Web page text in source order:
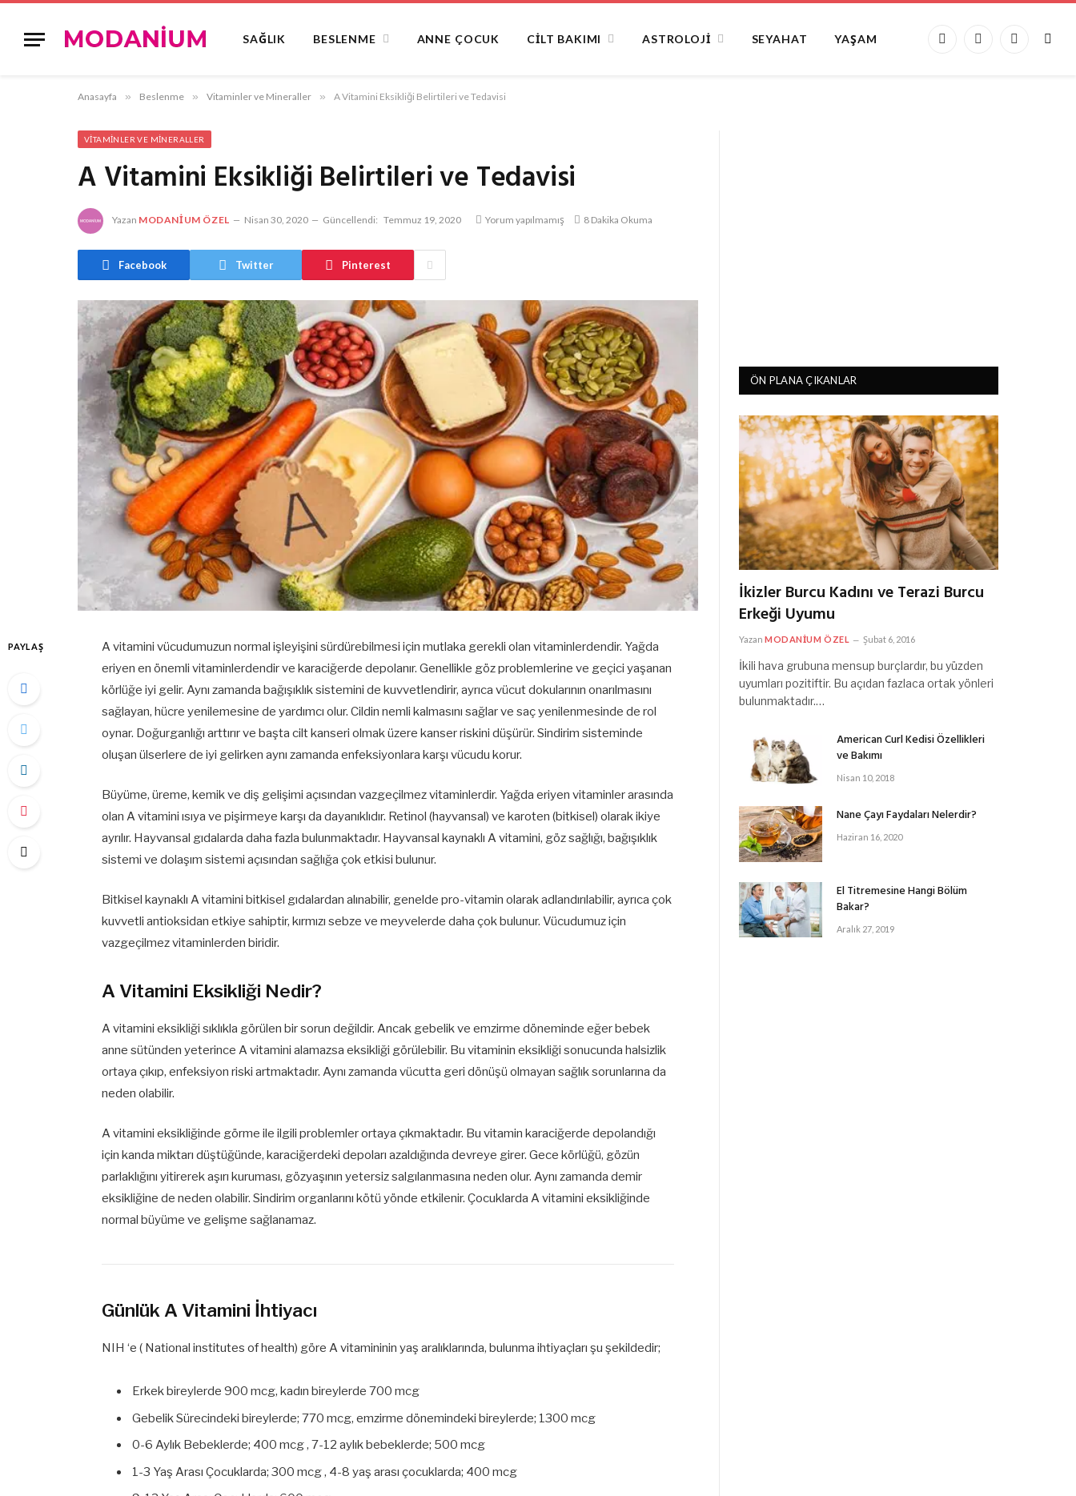
SAĞLIK BESLENME ANNE ÇOCUK CILT BAKIMI ASTROLOJI SEYAHAT YAŞAM
Facebook
X
Instagram
Anasayfa » Beslenme » Vitaminler ve Mineraller » A Vitamini Eksikliği Belirtileri ve Tedavisi
VITAMINLER VE MINERALLER
A Vitamini Eksikliği Belirtileri ve Tedavisi
Yazan MODANIUM ÖZEL Nisan 30, 2020 Güncellendi: Temmuz 19, 2020 Yorum yapılmamış 8 Dakika Okuma
Facebook Twitter Pinterest
PAYLAŞ
A vitamini vücudumuzun normal işleyişini sürdürebilmesi için mutlaka gerekli olan vitaminlerdendir. Yağda
eriyen en önemli vitaminlerdendir ve karaciğerde depolanır. Genellikle göz problemlerine ve geçici yaşanan
körlüğe iyi gelir. Aynı zamanda bağışıklık sistemini de kuvvetlendirir, ayrıca vücut dokularının onarılmasını
sağlayan, hücre yenilemesine de yardımcı olur. Cildin nemli kalmasını sağlar ve saç yenilenmesinde de rol
oynar. Doğurganlığı arttırır ve başta cilt kanseri olmak üzere kanser riskini düşürür. Sindirim sisteminde
oluşan ülserlere de iyi gelirken aynı zamanda enfeksiyonlara karşı vücudu korur.
Büyüme, üreme, kemik ve diş gelişimi açısından vazgeçilmez vitaminlerdir. Yağda eriyen vitaminler arasında
olan A vitamini ısıya ve pişirmeye karşı da dayanıklıdır. Retinol (hayvansal) ve karoten (bitkisel) olarak ikiye
ayrılır. Hayvansal gıdalarda daha fazla bulunmaktadır. Hayvansal kaynaklı A vitamini, göz sağlığı, bağışıklık
sistemi ve dolaşım sistemi açısından sağlığa çok etkisi bulunur.
Bitkisel kaynaklı A vitamini bitkisel gıdalardan alınabilir, genelde pro-vitamin olarak adlandırılabilir, ayrıca çok
kuvvetli antioksidan etkiye sahiptir, kırmızı sebze ve meyvelerde daha çok bulunur. Vücudumuz için
vazgeçilmez vitaminlerden biridir.
A Vitamini Eksikliği Nedir?
A vitamini eksikliği sıklıkla görülen bir sorun değildir. Ancak gebelik ve emzirme döneminde eğer bebek
anne sütünden yeterince A vitamini alamazsa eksikliği görülebilir. Bu vitaminin eksikliği sonucunda halsizlik
ortaya çıkıp, enfeksiyon riski artmaktadır. Aynı zamanda vücutta geri dönüşü olmayan sağlık sorunlarına da
neden olabilir.
A vitamini eksikliğinde görme ile ilgili problemler ortaya çıkmaktadır. Bu vitamin karaciğerde depolandığı
için kanda miktarı düştüğünde, karaciğerdeki depoları azaldığında devreye girer. Gece körlüğü, gözün
parlaklığını yitirerek aşırı kuruması, gözyaşının yetersiz salgılanmasına neden olur. Aynı zamanda demir
eksikliğine de neden olabilir. Sindirim organlarını kötü yönde etkilenir. Çocuklarda A vitamini eksikliğinde
normal büyüme ve gelişme sağlanamaz.
Günlük A Vitamini İhtiyacı
NIH ‘e ( National institutes of health) göre A vitamininin yaş aralıklarında, bulunma ihtiyaçları şu şekildedir;
Erkek bireylerde 900 mcg, kadın bireylerde 700 mcg
Gebelik Sürecindeki bireylerde; 770 mcg, emzirme dönemindeki bireylerde; 1300 mcg
0-6 Aylık Bebeklerde; 400 mcg , 7-12 aylık bebeklerde; 500 mcg
1-3 Yaş Arası Çocuklarda; 300 mcg , 4-8 yaş arası çocuklarda; 400 mcg
ÖN PLANA ÇIKANLAR
İkizler Burcu Kadını ve Terazi Burcu
Erkeği Uyumu
Yazan MODANIUM ÖZEL Şubat 6, 2016
İkili hava grubuna mensup burçlardır, bu yüzden
uyumları pozitiftir. Bu açıdan fazlaca ortak yönleri
bulunmaktadır.…
American Curl Kedisi Özellikleri
ve Bakımı
Nisan 10, 2018
Nane Çayı Faydaları Nelerdir?
Haziran 16, 2020
El Titremesine Hangi Bölüm
Bakar?
Aralık 27, 2019